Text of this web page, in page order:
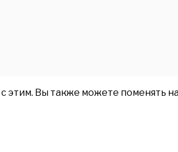
Вы также можете поменять